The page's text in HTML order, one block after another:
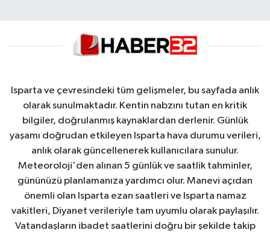
Isparta ve çevresindeki tüm gelişmeler, bu sayfada anlık
olarak sunulmaktadır. Kentin nabzını tutan en kritik
bilgiler, doğrulanmış kaynaklardan derlenir. Günlük
yaşamı doğrudan etkileyen Isparta hava durumu verileri,
anlık olarak güncellenerek kullanıcılara sunulur.
Meteoroloji'den alınan 5 günlük ve saatlik tahminler,
gününüzü planlamanıza yardımcı olur. Manevi açıdan
önemli olan Isparta ezan saatleri ve Isparta namaz
vakitleri, Diyanet verileriyle tam uyumlu olarak paylaşılır.
Vatandaşların ibadet saatlerini doğru bir şekilde takip